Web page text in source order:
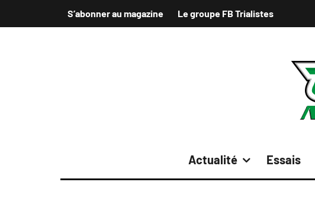
S’abonner au magazine Le groupe FB Trialistes
Actualité Essais